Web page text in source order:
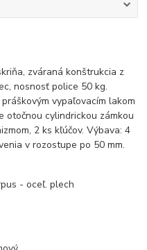
zváraná konštrukcia z
nosnosť police 50 kg.
vypaľovacím lakom
otočnou cylindrickou zámkou
2 ks kľúčov. Výbava: 4
v rozostupe po 50 mm.
- oceľ. plech